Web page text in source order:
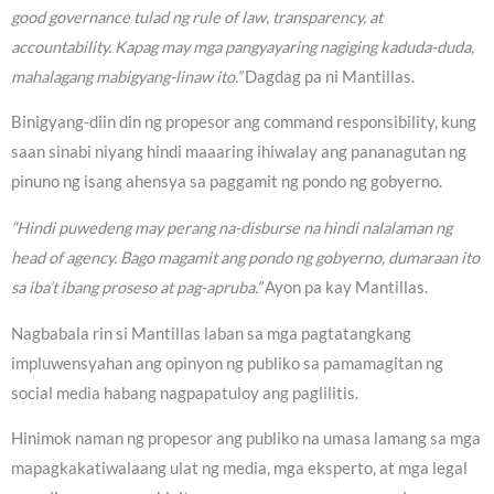
good governance tulad ng rule of law, transparency, at
accountability. Kapag may mga pangyayaring nagiging kaduda-duda,
mahalagang mabigyang-linaw ito.”Dagdag pa ni Mantillas.
Binigyang-diin din ng propesor ang command responsibility, kung
saan sinabi niyang hindi maaaring ihiwalay ang pananagutan ng
pinuno ng isang ahensya sa paggamit ng pondo ng gobyerno.
“Hindi puwedeng may perang na-disburse na hindi nalalaman ng
head of agency. Bago magamit ang pondo ng gobyerno, dumaraan ito
sa iba’t ibang proseso at pag-apruba.”Ayon pa kay Mantillas.
Nagbabala rin si Mantillas laban sa mga pagtatangkang
impluwensyahan ang opinyon ng publiko sa pamamagitan ng
social media habang nagpapatuloy ang paglilitis.
Hinimok naman ng propesor ang publiko na umasa lamang sa mga
mapagkakatiwalaang ulat ng media, mga eksperto, at mga legal